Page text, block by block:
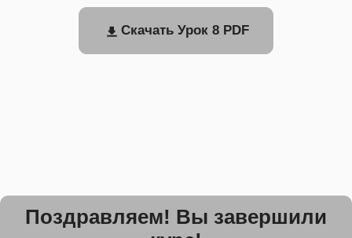
Скачать Урок 8 PDF
Поздравляем! Вы завершили